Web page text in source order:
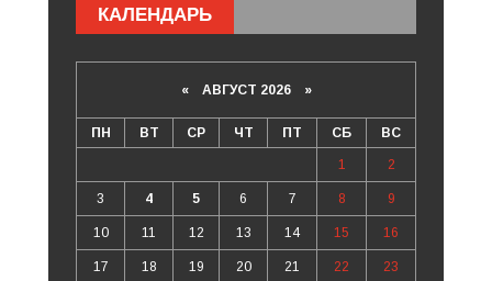
КАЛЕНДАРЬ
«АВГУСТ 2026 »
ПН ВТ СР ЧТ ПТ СБ ВС
1 2
3 4 5 6 7 8 9
10 11 12 13 14 15 16
17 18 19 20 21 22 23